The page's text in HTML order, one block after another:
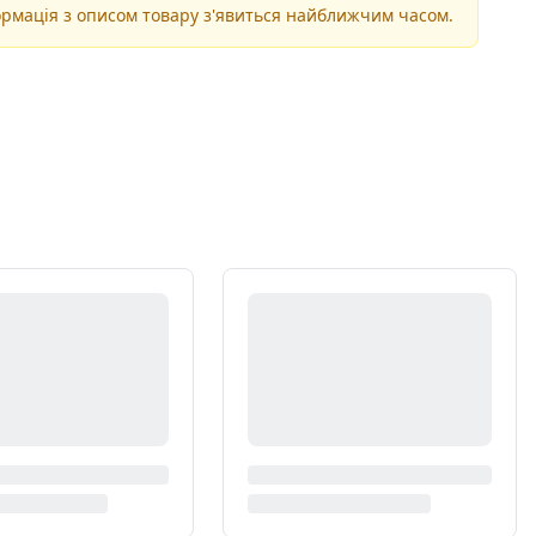
з описом товару з'явиться найближчим часом.